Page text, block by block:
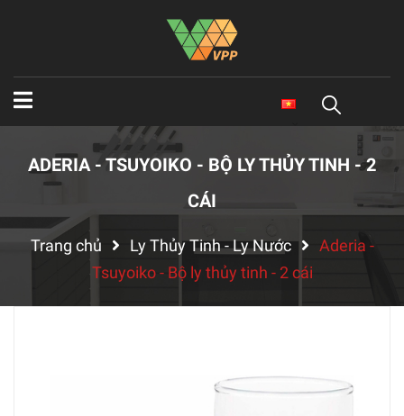
ADERIA - TSUYOIKO - BỘ LY THỦY TINH - 2
CÁI
Trang chủ Ly Thủy Tinh - Ly Nước
Aderia -
Tsuyoiko - Bộ ly thủy tinh - 2 cái